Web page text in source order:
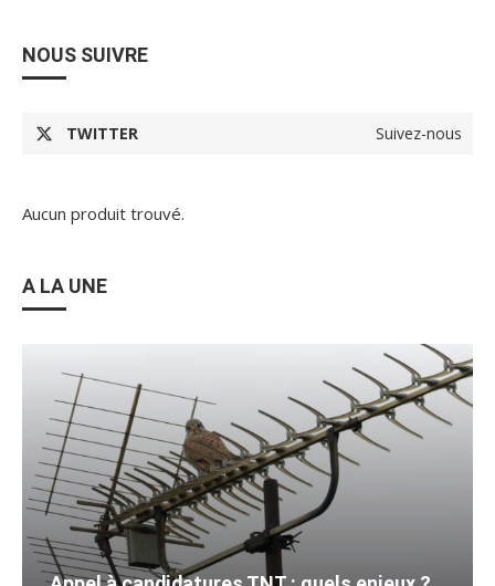
NOUS SUIVRE
TWITTER Suivez-nous
Aucun produit trouvé.
A LA UNE